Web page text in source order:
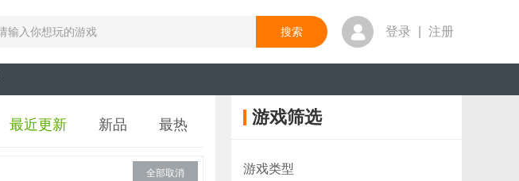
登录 注册
最近更新 新品 最热
全部取消
游戏筛选
游戏类型